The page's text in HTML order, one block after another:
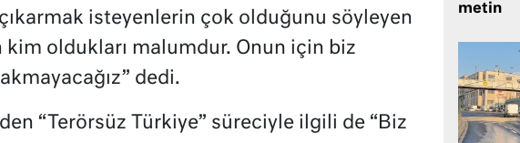
çıkarmak isteyenlerin çok olduğunu söyleyen
kim oldukları malumdur. Onun için biz
dedi.
“Terörsüz Türkiye” süreciyle ilgili de “Biz
metin